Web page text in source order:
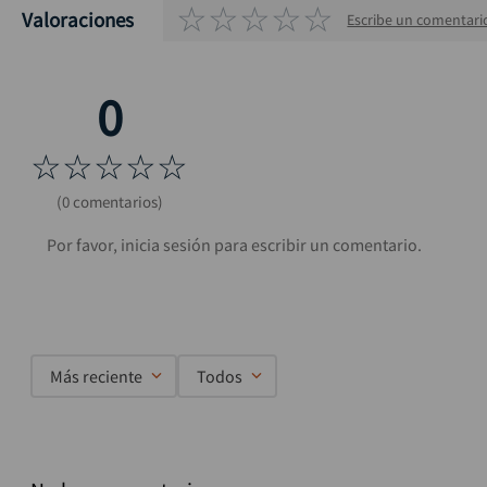
Valoraciones ☆☆☆☆☆ Escribe un
☆☆☆☆☆
(0 comentarios)
Más reciente Todos